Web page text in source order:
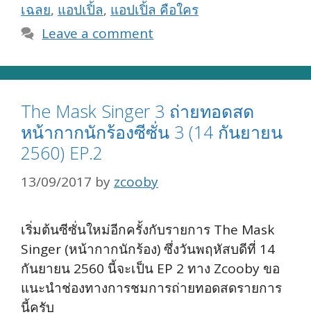
เฉลย, แอปเปิ้ล, แอปเปิ้ล คือใคร
Leave a comment
The Mask Singer 3 ถ่ายทอดสด
หน้ากากนักร้องซีซั่น 3 (14 กันยายน
2560) EP.2
13/09/2017 by zcooby
เริ่มต้นซีซั่นใหม่อีกครั้งกับรายการ The Mask
Singer (หน้ากากนักร้อง) ซึ่งวันพฤหัสบดีที่ 14
กันยายน 2560 นี้จะเป็น EP 2 ทาง Zcooby ขอ
แนะนำช่องทางการชมการถ่ายทอดสดรายการ
นี้ครับ